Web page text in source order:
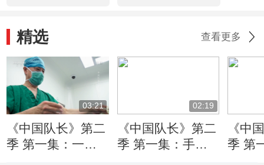
精选 查看更多
03:21
《中国队长》第二
季 第一集：一台
02:19
《中国队长》第二
季 第一集：手术
《中
季 第